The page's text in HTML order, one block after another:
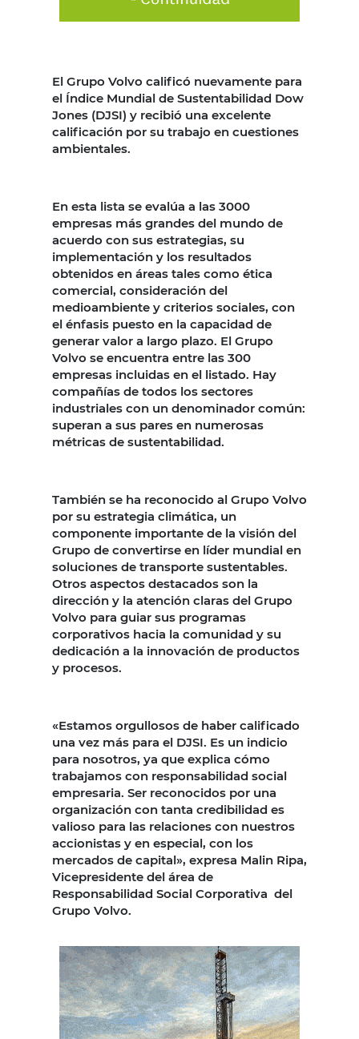
El Grupo Volvo calificó nuevamente para
el Índice Mundial de Sustentabilidad Dow
Jones (DJSI) y recibió una excelente
calificación por su trabajo en cuestiones
ambientales.
En esta lista se evalúa a las 3000
empresas más grandes del mundo de
acuerdo con sus estrategias, su
implementación y los resultados
obtenidos en áreas tales como ética
comercial, consideración del
medioambiente y criterios sociales, con
el énfasis puesto en la capacidad de
generar valor a largo plazo. El Grupo
Volvo se encuentra entre las 300
empresas incluidas en el listado. Hay
compañías de todos los sectores
industriales con un denominador común:
superan a sus pares en numerosas
métricas de sustentabilidad.
También se ha reconocido al Grupo Volvo
por su estrategia climática, un
componente importante de la visión del
Grupo de convertirse en líder mundial en
soluciones de transporte sustentables.
Otros aspectos destacados son la
dirección y la atención claras del Grupo
Volvo para guiar sus programas
corporativos hacia la comunidad y su
dedicación a la innovación de productos
y procesos.
«Estamos orgullosos de haber calificado
una vez más para el DJSI. Es un indicio
para nosotros, ya que explica cómo
trabajamos con responsabilidad social
empresaria. Ser reconocidos por una
organización con tanta credibilidad es
valioso para las relaciones con nuestros
accionistas y en especial, con los
mercados de capital», expresa Malin Ripa,
Vicepresidente del área de
Responsabilidad Social Corporativa del
Grupo Volvo.